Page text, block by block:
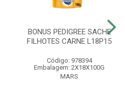
BONUS PEDIGREE SACHE
FILHOTES CARNE L18P15
Código: 978394
Embalagem: 2X18X100G
MARS